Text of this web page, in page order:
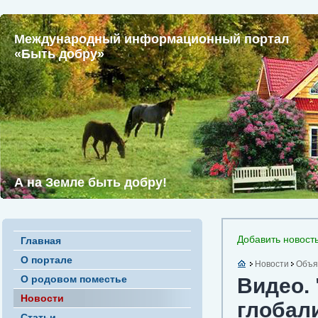
Международный информационный портал
«Быть добру»
А на Земле быть добру!
Главная
О портале
О родовом поместье
Новости
Добавить
Новости
Видео.